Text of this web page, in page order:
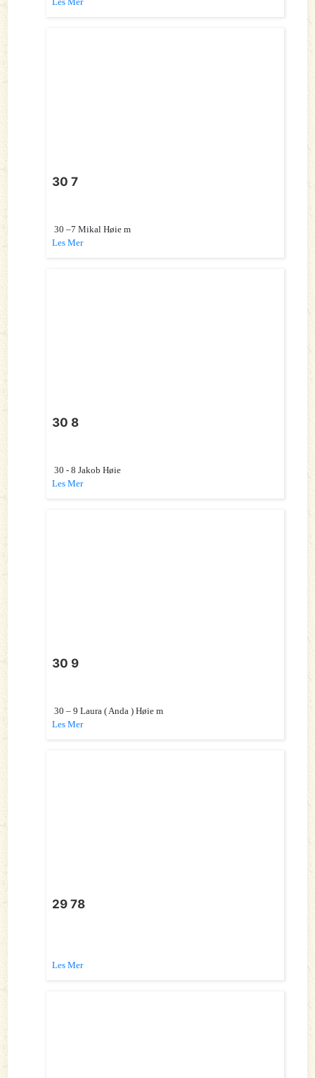
30 7
30 –7 Mikal Høie m
Les Mer
30 8
30 - 8 Jakob Høie
Les Mer
30 9
30 – 9 Laura ( Anda ) Høie m
Les Mer
29 78
Les Mer